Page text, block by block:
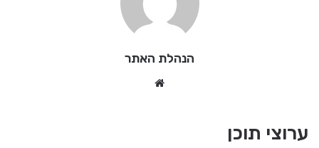
הנהלת האתר
ערוצי תוכן